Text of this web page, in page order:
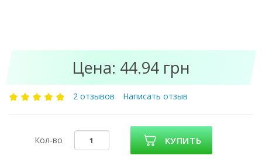
Цена: 44.94 грн
2 отзывов Написать отзыв
Кол-во КУПИТЬ